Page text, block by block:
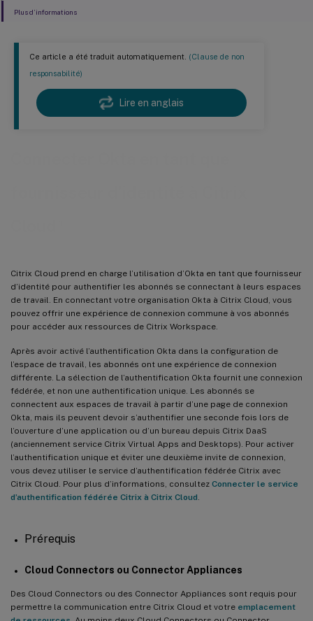
Ce article a été traduit automatiquement. (Clause de non
responsabilité)
Lire en anglais
Citrix Cloud prend en charge l’utilisation d’Okta en tant que fournisseur
d’identité pour authentifier les abonnés se connectant à leurs espaces
de travail. En connectant votre organisation Okta à Citrix Cloud, vous
pouvez offrir une expérience de connexion commune à vos abonnés
pour accéder aux ressources de Citrix Workspace.
Après avoir activé l’authentification Okta dans la configuration de
l’espace de travail, les abonnés ont une expérience de connexion
différente. La sélection de l’authentification Okta fournit une connexion
fédérée, et non une authentification unique. Les abonnés se
connectent aux espaces de travail à partir d’une page de connexion
Okta, mais ils peuvent devoir s’authentifier une seconde fois lors de
l’ouverture d’une application ou d’un bureau depuis Citrix DaaS
(anciennement service Citrix Virtual Apps and Desktops). Pour activer
l’authentification unique et éviter une deuxième invite de connexion,
vous devez utiliser le service d’authentification fédérée Citrix avec
Citrix Cloud. Pour plus d’informations, consultez Connecter le service
d’authentification fédérée Citrix à Citrix Cloud
Prérequis
Cloud Connectors ou Connector Appliances
Des Cloud Connectors ou des Connector Appliances sont requis pour
permettre la communication entre Citrix Cloud et votre emplacement
Plus d’informations